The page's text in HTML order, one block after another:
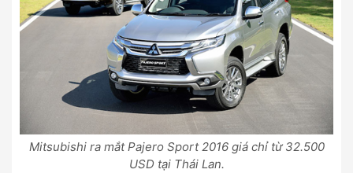
Mitsubishi ra mắt Pajero Sport 2016 giá chỉ từ 32.500
USD tại Thái Lan.